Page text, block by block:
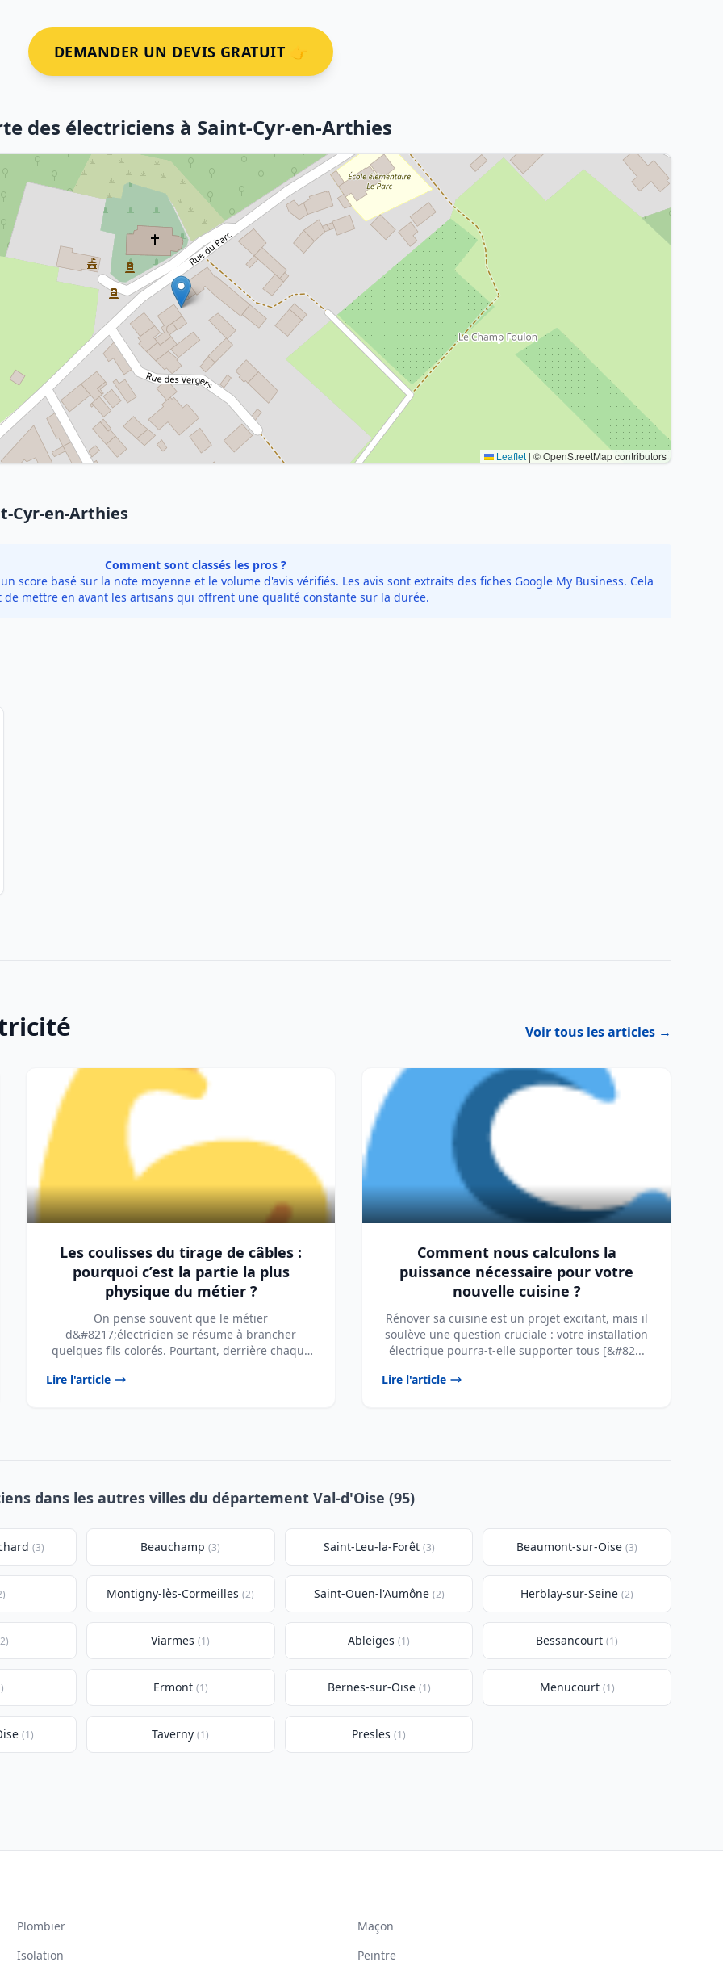
DEMANDER UN DEVIS GRATUIT 👉
des électriciens à Saint-Cyr-en-Arthies
Leaflet | © OpenStreetMap contributors
Cyr-en-Arthies
Comment sont classés les pros ?
score basé sur la note moyenne et le volume d'avis vérifiés. Les avis sont extraits des fiches Google My Business. Cela
de mettre en avant les artisans qui offrent une qualité constante sur la durée.
Voir tous les articles →
Les coulisses du tirage de câbles :
pourquoi c’est la partie la plus
physique du métier ?
On pense souvent que le métier
d&#8217;électricien se résume à brancher
quelques fils colorés. Pourtant, derrière chaque
Lire l'article
Comment nous calculons la
puissance nécessaire pour votre
nouvelle cuisine ?
Rénover sa cuisine est un projet excitant, mais il
soulève une question cruciale : votre installation
électrique pourra-t-elle supporter tous [&#82...
Lire l'article
dans les autres villes du département Val-d'Oise (95)
(3) Beauchamp (3) Saint-Leu-la-Forêt (3) Beaumont-sur-Oise (3)
Montigny-lès-Cormeilles (2) Saint-Ouen-l'Aumône (2) Herblay-sur-Seine (2)
Viarmes (1) Ableiges (1) Bessancourt (1)
Ermont (1) Bernes-sur-Oise (1) Menucourt (1)
(1) Taverny (1) Presles (1)
Plombier
Maçon
Isolation
Peintre